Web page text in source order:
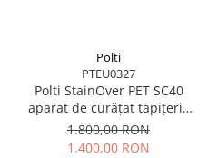
Polti
PTEU0327
Polti StainOver PET SC40
aparat de curățat tapițerie
cu abur și aspirare 4 în 1,
cu perie pentru păr de
1.800,00 RON
1.400,00 RON